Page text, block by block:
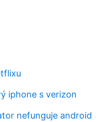
iphone s verizon
nefunguje android